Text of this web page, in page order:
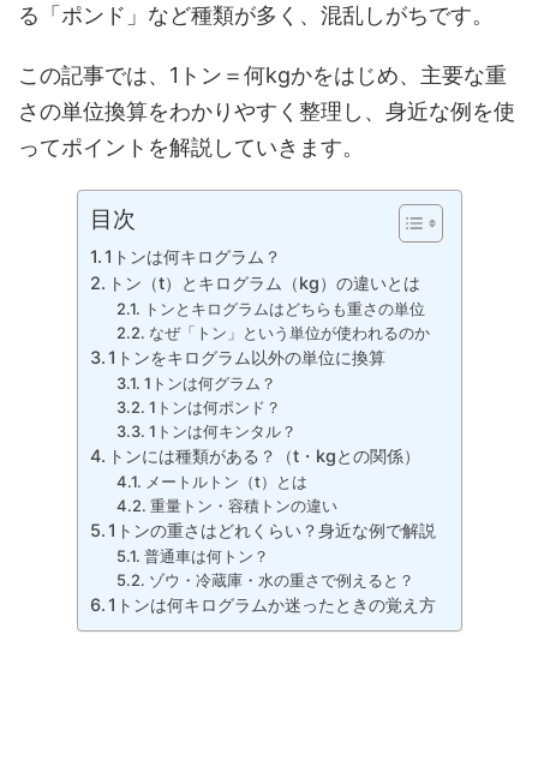
る「ポンド」など種類が多く、混乱しがちです。
この記事では、1トン＝何kgかをはじめ、主要な重
さの単位換算をわかりやすく整理し、身近な例を使
ってポイントを解説していきます。
目次
1トンは何キログラム？
トン（t）とキログラム（kg）の違いとは
トンとキログラムはどちらも重さの単位
なぜ「トン」という単位が使われるのか
1トンをキログラム以外の単位に換算
1トンは何グラム？
1トンは何ポンド？
1トンは何キンタル？
トンには種類がある？（t・kgとの関係）
メートルトン（t）とは
重量トン・容積トンの違い
1トンの重さはどれくらい？身近な例で解説
普通車は何トン？
ゾウ・冷蔵庫・水の重さで例えると？
1トンは何キログラムか迷ったときの覚え方